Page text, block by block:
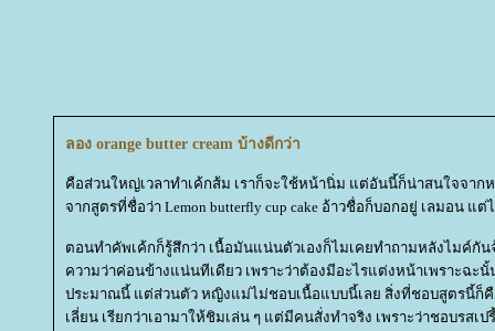
ลอง orange butter cream บ้างดีกว่า
คือส่วนใหญ่เวลาทำเค้กส้ม เราก็จะใช้หน้านิ่ม แต่อันนี้ก็น่าสนใจจากห
จากสูตรที่ชื่อว่า Lemon butterfly cup cake อ้าวชื่อก็บอกอยู่ เลมอน
ตอนทำคัพเค้กก็รู้สึกว่า เนื้อมันแน่นตัวเองก็ไมเคยทำถามหลังไมค์กัน
ความว่าค่อนข้างแน่นทีเดียว เพราะว่าต้องมีอะไรแต่งหน้าเพราะฉะ
ประมาณนี้ แต่ส่วนตัว หญิงแม่ไม่ชอบเนื้อแบบนี้เลย สิ่งที่ชอบสูตรนี้ก็
เลี่ยน เรียกว่าเอามาให้ชิมเล่น ๆ แต่มีคนสั่งทำจริง เพราะว่าชอบรสเป